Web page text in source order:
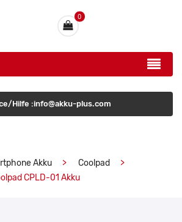
0
Hilfe :info@akku-plus.com
Akku
Coolpad
CPLD-01 Akku